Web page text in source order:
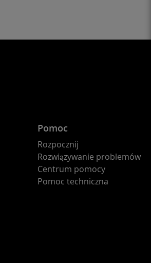
Pomoc
Rozpocznij
Rozwiązywanie problemów
Centrum pomocy
Pomoc techniczna